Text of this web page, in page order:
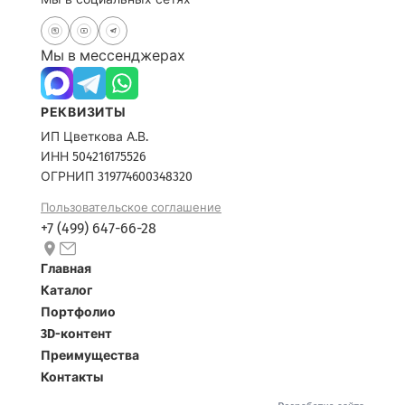
Мы в мессенджерах
РЕКВИЗИТЫ
ИП Цветкова А.В.
ИНН 504216175526
ОГРНИП 319774600348320
Пользовательское соглашение
+7 (499) 647-66-28
Главная
Каталог
Портфолио
3D-контент
Преимущества
Контакты